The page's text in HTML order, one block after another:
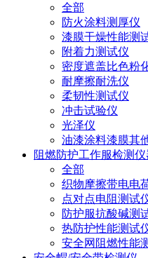
全部
防火涂料测厚仪
漆膜干燥性能测
附着力测试仪
密度遮盖比色粉
耐摩擦耐洗仪
柔韧性测试仪
冲击试验仪
光泽仪
油漆涂料漆膜其
阻燃防护工作服检测仪
全部
织物摩擦带电电
点对点电阻测试
防护服抗酸碱测
热防护性能测试
安全网阻燃性能